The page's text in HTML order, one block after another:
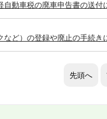
自動車税の廃車申告書の送付
など）の登録や廃止の手続き
先頭へ